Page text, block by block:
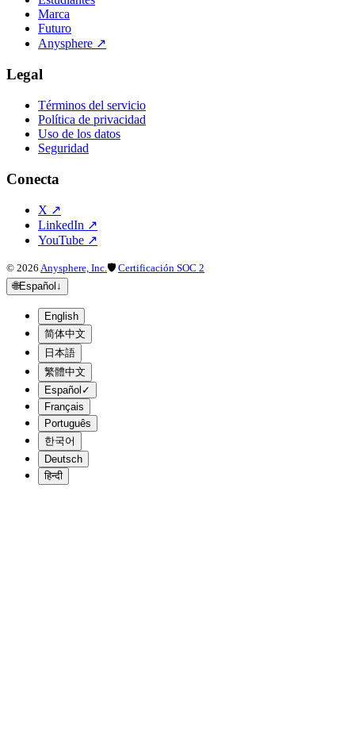
Marca
Futuro
Anysphere ↗
Legal
Términos del servicio
Política de privacidad
Uso de los datos
Seguridad
Conecta
X ↗
LinkedIn ↗
YouTube ↗
© 2026 Anysphere, Inc.🛡 Certificación SOC 2
🌐Español ↓
English
简体中文
日本語
繁體中文
Español ✓
Français
Português
한국어
Deutsch
हिन्दी